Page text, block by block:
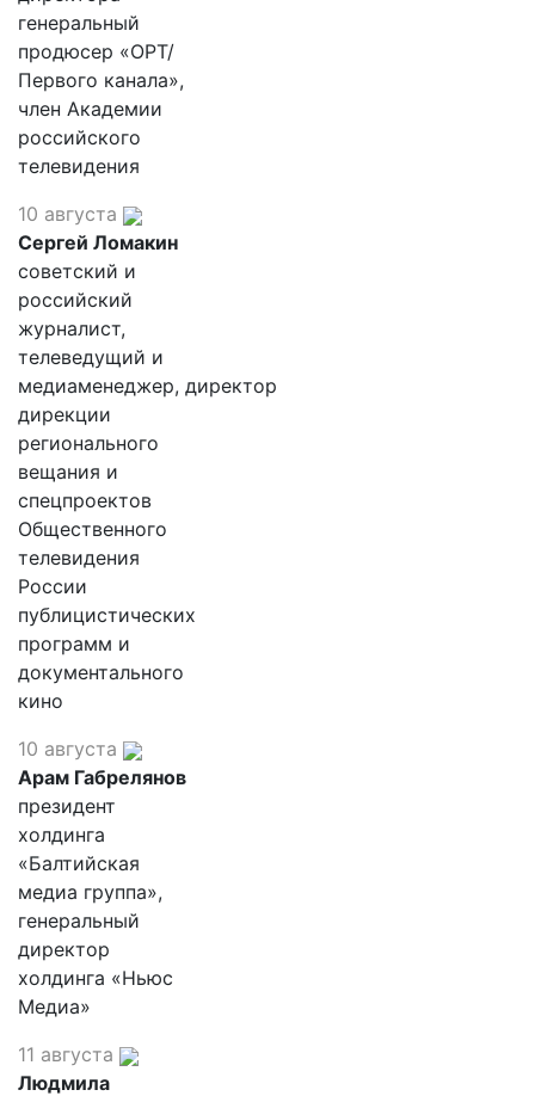
генеральный
продюсер «ОРТ/
Первого канала»,
член Академии
российского
телевидения
10 августа
Сергей Ломакин
советский и
российский
журналист,
телеведущий и
медиаменеджер, директор
дирекции
регионального
вещания и
спецпроектов
Общественного
телевидения
России
публицистических
программ и
документального
кино
10 августа
Арам Габрелянов
президент
холдинга
«Балтийская
медиа группа»,
генеральный
директор
холдинга «Ньюс
Медиа»
11 августа
Людмила